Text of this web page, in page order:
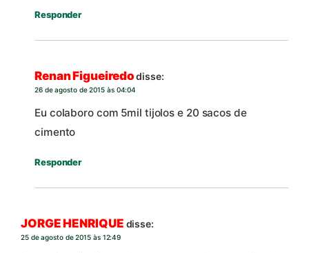
Responder
Renan Figueiredodisse:
26 de agosto de 2015 às 04:04
Eu colaboro com 5mil tijolos e 20 sacos de
cimento
Responder
JORGE HENRIQUE disse:
25 de agosto de 2015 às 12:49